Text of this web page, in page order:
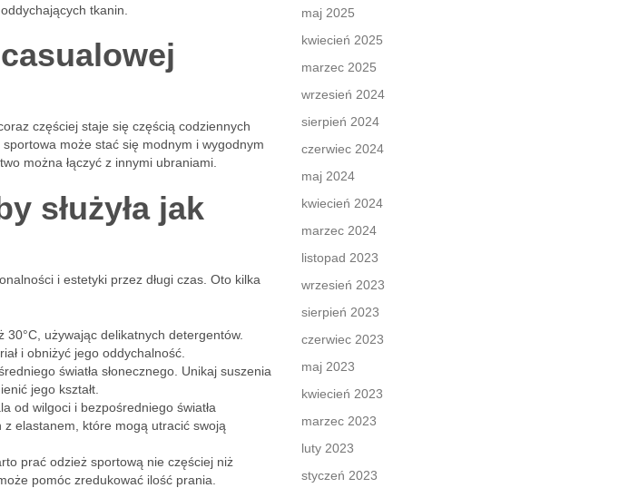
tkanin.
częściej staje się częścią codziennych
może stać się modnym i wygodnym
można łączyć z innymi ubraniami.
służyła jak
i estetyki przez długi czas. Oto kilka
używając delikatnych detergentów.
i obniżyć jego oddychalność.
światła słonecznego. Unikaj suszenia
jego kształt.
od wilgoci i bezpośredniego światła
z elastanem, które mogą utracić swoją
prać odzież sportową nie częściej niż
pomóc zredukować ilość prania.
maj 2025
kwiecień 2025
marzec 2025
wrzesień 2024
sierpień 2024
czerwiec 2024
maj 2024
kwiecień 2024
marzec 2024
listopad 2023
wrzesień 2023
sierpień 2023
czerwiec 2023
maj 2023
kwiecień 2023
marzec 2023
luty 2023
styczeń 2023